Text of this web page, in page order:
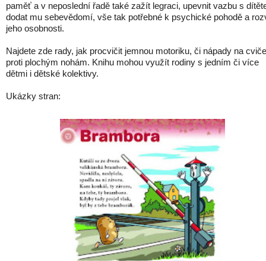
paměť a v neposlední řadě také zažít legraci, upevnit vazbu s
dodat mu sebevědomí, vše tak potřebné k psychické pohodě a
jeho osobnosti.
Najdete zde rady, jak procvičit jemnou motoriku, či nápady na
proti plochým nohám. Knihu mohou využít rodiny s jedním či více
dětmi i dětské kolektivy.
Ukázky stran: